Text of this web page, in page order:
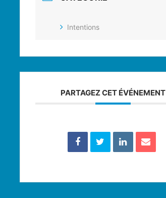
Intentions
PARTAGEZ CET ÉVÉNEMENT